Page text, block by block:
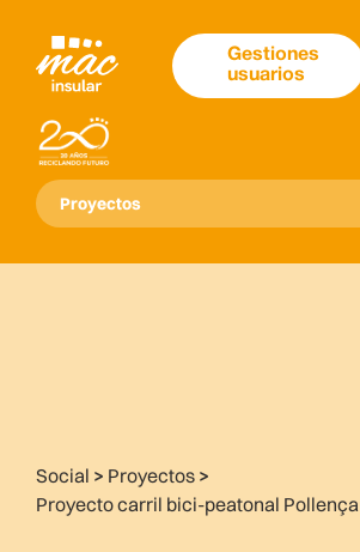
Gestiones
usuarios
Proyectos
Social > Proyectos >
Proyecto carril bici-peatonal Pollença